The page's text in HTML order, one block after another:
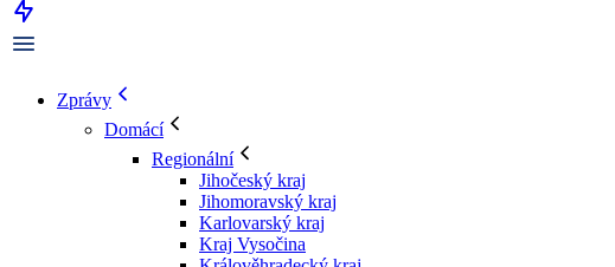
Zprávy
Domácí
Regionální
Jihočeský kraj
Jihomoravský kraj
Karlovarský kraj
Kraj Vysočina